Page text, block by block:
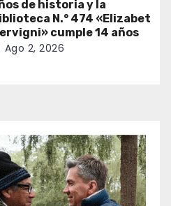
de historia y la
N.° 474 «Elizabet
cumple 14 años
Ago 2, 2026